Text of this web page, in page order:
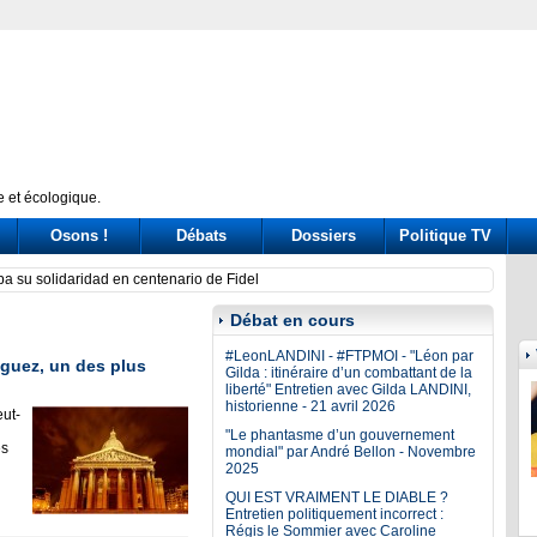
et écologique.
Osons ! Débats Dossiers Politique TV
su solidaridad en centenario de Fidel
un des plus
Débat en cours
#LeonLANDINI - #FTPMOI - "Léon par
Gilda : itinéraire d’un combattant de la
liberté" Entretien avec Gilda LANDINI,
historienne - 21 avril 2026
"Le phantasme d’un gouvernement
mondial" par André Bellon - Novembre
2025
QUI EST VRAIMENT LE DIABLE ?
Entretien politiquement incorrect :
Régis le Sommier avec Caroline